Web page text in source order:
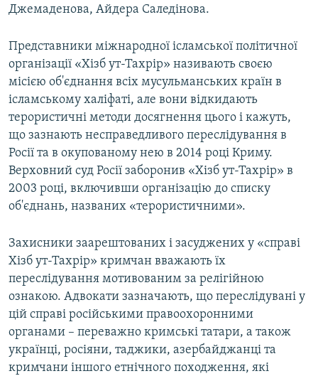
Джемаденова, Айдера Саледінова.
Представники міжнародної ісламської політичної
організації «Хізб ут-Тахрір» називають своєю
місією об'єднання всіх мусульманських країн в
ісламському халіфаті, але вони відкидають
терористичні методи досягнення цього і кажуть,
що зазнають несправедливого переслідування в
Росії та в окупованому нею в 2014 році Криму.
Верховний суд Росії заборонив «Хізб ут-Тахрір» в
2003 році, включивши організацію до списку
об'єднань, названих «терористичними».
Захисники заарештованих і засуджених у «справі
Хізб ут-Тахрір» кримчан вважають їх
переслідування мотивованим за релігійною
ознакою. Адвокати зазначають, що переслідувані у
цій справі російськими правоохоронними
органами – переважно кримські татари, а також
українці, росіяни, таджики, азербайджанці та
кримчани іншого етнічного походження, які